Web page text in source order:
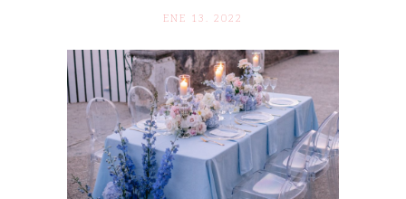
ENE 13. 2022